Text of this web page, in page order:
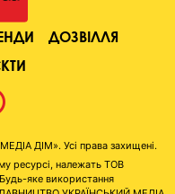
ДОЗВІЛЛЯ
ДІМ». Усі права захищені.
ресурсі, належать ТОВ
яке використання